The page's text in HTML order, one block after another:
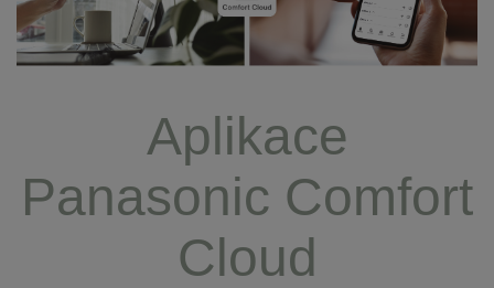
Aplikace
Panasonic Comfort
Cloud